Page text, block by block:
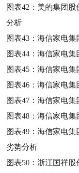
图表42： 美的集团股
分析
图表43：海信家电集
图表44：海信家电集
图表45：海信家电集
图表46：海信家电集
图表47：海信家电集
图表48：海信家电集
图表49：海信家电集
劣势分析
图表50：浙江国祥股